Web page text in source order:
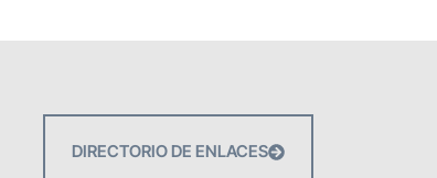
DIRECTORIO DE ENLACES